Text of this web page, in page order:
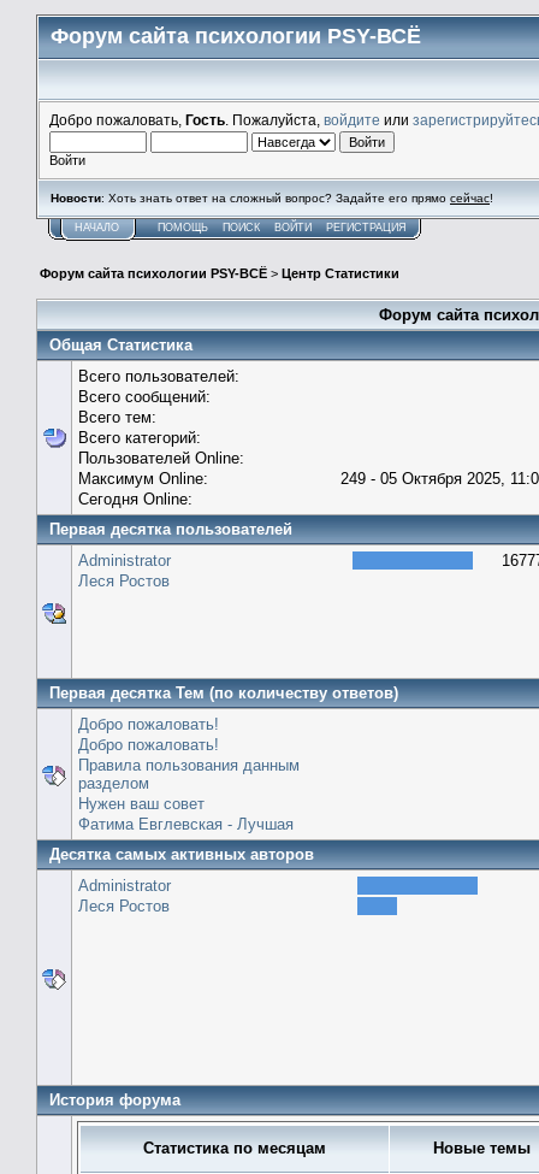
Форум сайта психологии PSY-ВСЁ
Добро пожаловать, Гость . Пожалуйста, войдите или
Войти
Новости: Хоть знать ответ на сложный вопрос? Задайте его прямо сейчас!
НАЧАЛО ПОМОЩЬ ПОИСК ВОЙТИ РЕГИСТРАЦИЯ
Форум сайта психологии PSY-ВСЁ > Центр Статистики
Форум сайта
Общая Статистика
Всего пользователей:
Всего сообщений:
Всего тем:
Всего категорий:
Пользователей Online:
Максимум Online:
249 - 05 Октября 2025,
Сегодня Online:
Первая десятка пользователей
Administrator
Леся Ростов
Первая десятка Тем (по количеству ответов)
Добро пожаловать!
Добро пожаловать!
Правила пользования данным
разделом
Нужен ваш совет
Фатима Евглевская - Лучшая
Десятка самых активных авторов
Administrator
Леся Ростов
История форума
Статистика по месяцам Новые темы